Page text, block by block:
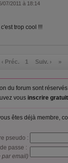
07/2011 à 18:14
trop cool !!!
‹ Préc. 1 Suiv. › »
du forum sont
vous inscrire
êtes déjà membre,
pseudo :
passe :
par email)